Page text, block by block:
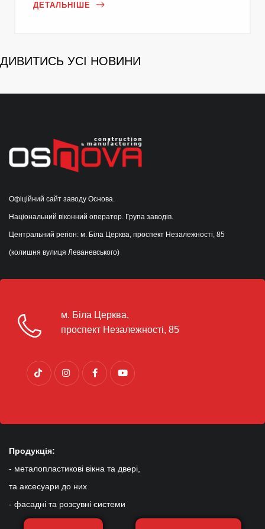
ДЕТАЛЬНІШЕ
ДИВИТИСЬ УСІ НОВИНИ
Офіційний сайт заводу Основа.
Національний віконний оператор. Група заводів.
Центральний регіон: м. Біла Церква, проспект Незалежності, 85
(колишня вулиця Леваневського)
м. Біла Церква,
проспект Незалежності, 85
Продукція:
- металопластикові вікна та двері,
та аксесуари до них
- фасадні та розсувні системи